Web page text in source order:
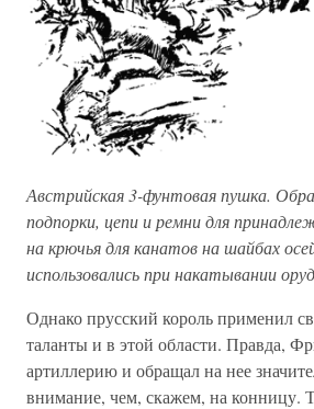
Австрийская 3-фунтовая пушка.
подпорки, цепи и ремни для
на крючья для канатов на шайбах
использовались при накатывании
Однако прусский король применил
таланты и в этой области. Правда,
артиллерию и обращал на нее
внимание, чем, скажем, на конницу.